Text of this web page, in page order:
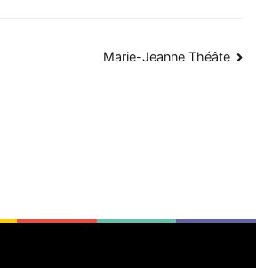
Marie-Jeanne Théâte